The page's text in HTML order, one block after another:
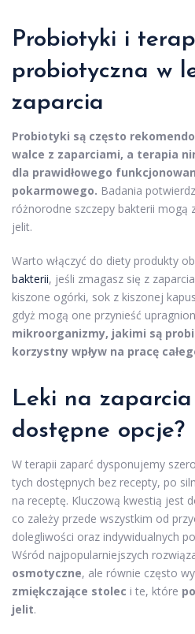
Probiotyki i
probiotyczna w
zaparcia
Probiotyki są często
walce z zaparciami, a terapia
dla prawidłowego
pokarmowego. Badania
różnorodne szczepy bakterii mogą
jelit.
Warto włączyć do diety produkty
bakterii, jeśli zmagasz się z
kiszone ogórki, sok z kiszonej
gdyż mogą one przynieść
mikroorganizmy, jakimi są
korzystny wpływ na pracę
Leki na
dostępne opcje?
W terapii zaparć dysponujemy
tych dostępnych bez recepty, po
na receptę. Kluczową kwestią jest
co zależy przede wszystkim od
dolegliwości oraz indywidualnych
Wśród najpopularniejszych
osmotyczne, ale równie często
zmiękczające stolec i te, które
jelit.